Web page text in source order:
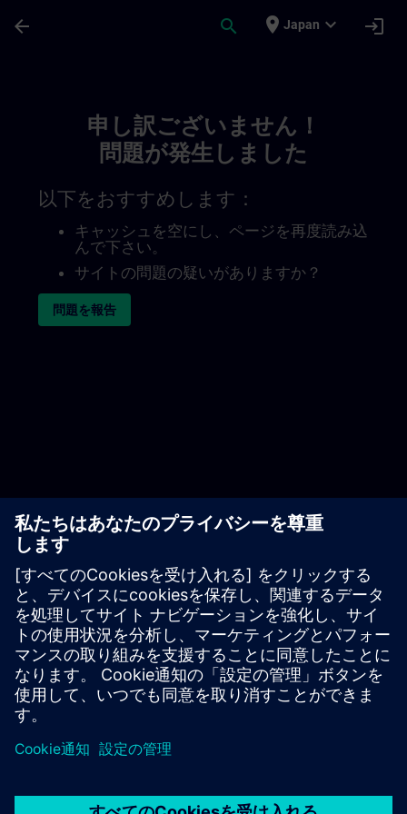
arrow_back search place Japan expand_more login
申し訳ございません！
問題が発生しました
以下をおすすめします：
キャッシュを空にし、ページを再度読み込
んで下さい。
サイトの問題の疑いがありますか？
問題を報告